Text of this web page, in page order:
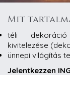
Mit
téli
kivitelezése
ünnepi világítás
Jelentkezzen